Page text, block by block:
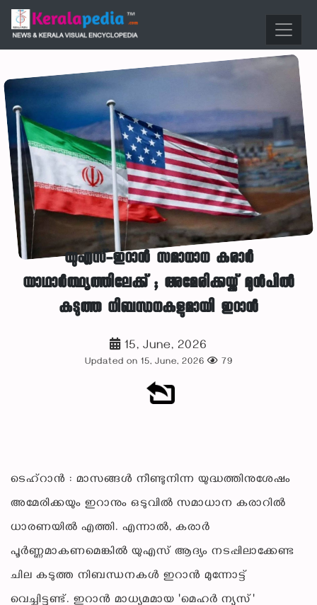
യുഎസ്-ഇറാൻ സമാധാന കരാർ
യാഥാർത്ഥ്യത്തിലേക്ക് ; അമേരിക്കയ്ക്ക് മുൻപിൽ
കടുത്ത നിബന്ധനകളുമായി ഇറാൻ
15, June, 2026
Updated on 15, June, 2026 79
ടെഹ്റാൻ : മാസങ്ങൾ നീണ്ടുനിന്ന യുദ്ധത്തിനുശേഷം
അമേരിക്കയും ഇറാനും ഒടുവിൽ സമാധാന കരാറിൽ
ധാരണയിൽ എത്തി. എന്നാൽ, കരാർ
പൂർണ്ണമാകണമെങ്കിൽ യുഎസ് ആദ്യം നടപ്പിലാക്കേണ്ട
ചില കടുത്ത നിബന്ധനകൾ ഇറാൻ മുന്നോട്ട്
വെച്ചിട്ടുണ്ട്. ഇറാൻ മാധ്യമമായ 'മെഹർ ന്യൂസ്'